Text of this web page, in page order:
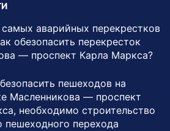
аварийных перекрестков
обезопасить перекресток
— проспект Карла Маркса?
пешеходов на
Масленникова — проспект
необходимо строительство
пешеходного перехода